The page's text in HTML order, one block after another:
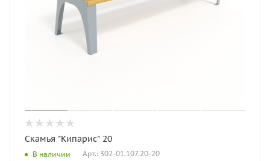
Скамья "Кипарис" 20
В наличии Арт.: 302-01.107.20-20